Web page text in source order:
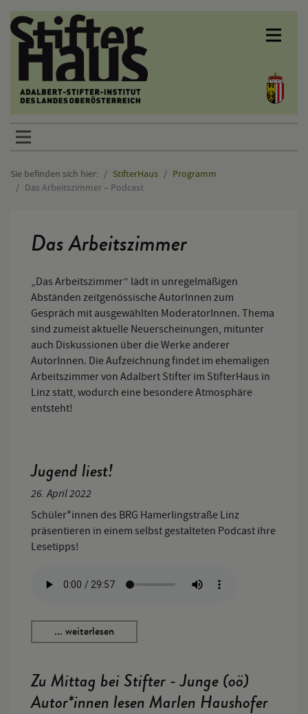
Sprunglinks
Sie befinden sich hier: StifterHaus
Programm
Das Arbeitszimmer – Podcast
Das Arbeitszimmer
„Das Arbeitszimmer“ lädt in unregelmäßigen
Abständen zeitgenössische AutorInnen zum
Gespräch mit ausgewählten ModeratorInnen. Thema
sind zumeist aktuelle Neuerscheinungen, mitunter
auch Diskussionen über die Werke anderer
AutorInnen. Die Aufzeichnung findet im ehemaligen
Arbeitszimmer von Adalbert Stifter im StifterHaus in
Linz statt, wodurch eine besondere Atmosphäre
entsteht!
Jugend liest!
26. April 2022
Schüler*innen des BRG Hamerlingstraße Linz
präsentieren in einem selbst gestalteten Podcast ihre
Lesetipps!
... weiterlesen
Zu Mittag bei Stifter - Junge (oö)
Autor*innen lesen Marlen Haushofer